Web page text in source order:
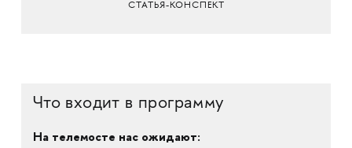
СТАТЬЯ-КОНСПЕКТ
Что входит в программу
На телемосте нас ожидают: